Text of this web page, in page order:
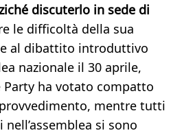
discuterlo in sede di
le difficoltà della sua
al dibattito introduttivo
nazionale il 30 aprile,
Party ha votato compatto
mentre tutti
si sono